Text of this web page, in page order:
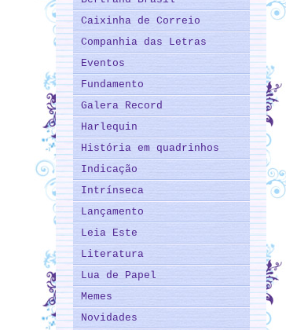
Caixinha de Correio
Companhia das Letras
Eventos
Fundamento
Galera Record
Harlequin
História em quadrinhos
Indicação
Intrínseca
Lançamento
Leia Este
Literatura
Lua de Papel
Memes
Novidades